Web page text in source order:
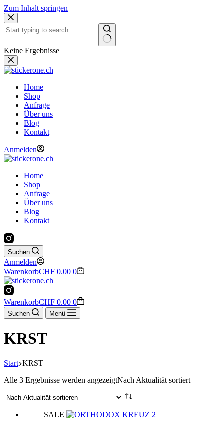
Zum Inhalt springen
Keine Ergebnisse
Home
Shop
Anfrage
Über uns
Blog
Kontakt
Anmelden
Home
Shop
Anfrage
Über uns
Blog
Kontakt
Suchen
Anmelden
WarenkorbCHF 0.00 0
WarenkorbCHF 0.00 0
Suchen Menü
KRST
Start KRST
Alle 3 Ergebnisse werden angezeigtNach Aktualität sortiert
SALE